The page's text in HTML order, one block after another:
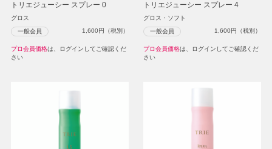
トリエジューシー スプレー 0
グロス
一般会員 1,600円（税別）
プロ会員価格は、ログインしてご確認くだ
さい
トリエジューシー スプレー 4
グロス・ソフト
一般会員 1,600円（税別）
プロ会員価格は、ログインしてご確認くだ
さい